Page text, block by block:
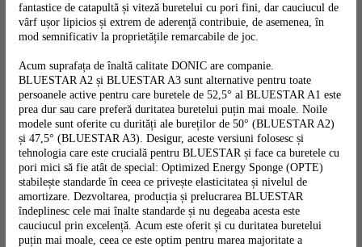
fantastice de catapultă și viteză buretelui cu pori fini, dar cauciucul de
vârf ușor lipicios și extrem de aderență contribuie, de asemenea, în
mod semnificativ la proprietățile remarcabile de joc.
Acum suprafața de înaltă calitate DONIC are companie.
BLUESTAR A2 și BLUESTAR A3 sunt alternative pentru toate
persoanele active pentru care buretele de 52,5° al BLUESTAR A1 este
prea dur sau care preferă duritatea buretelui puțin mai moale. Noile
modele sunt oferite cu durități ale bureților de 50° (BLUESTAR A2)
și 47,5° (BLUESTAR A3). Desigur, aceste versiuni folosesc și
tehnologia care este crucială pentru BLUESTAR și face ca buretele cu
pori mici să fie atât de special: Optimized Energy Sponge (OPTE)
stabilește standarde în ceea ce privește elasticitatea și nivelul de
amortizare. Dezvoltarea, producția și prelucrarea BLUESTAR
îndeplinesc cele mai înalte standarde și nu degeaba acesta este
cauciucul prin excelență. Acum este oferit și cu duritatea buretelui
puțin mai moale, ceea ce este optim pentru marea majoritate a